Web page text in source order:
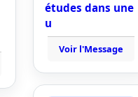
études dans une
u
Voir l'Message